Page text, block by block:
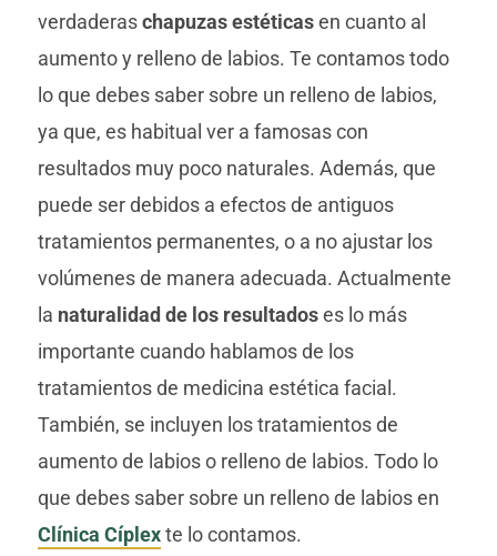
verdaderaschapuzas estéticasen cuanto al
aumento y relleno de labios. Te contamos todo
lo que debes saber sobre un relleno de labios,
ya que, es habitual ver a famosas con
resultados muy poco naturales. Además, que
puede ser debidos a efectos de antiguos
tratamientos permanentes, o a no ajustar los
volúmenes de manera adecuada. Actualmente
la naturalidad de los resultadoses lo más
importante cuando hablamos de los
tratamientos de medicina estética facial.
También, se incluyen los tratamientos de
aumento de labios o relleno de labios. Todo lo
que debes saber sobre un relleno de labios en
Clínica Cíplexte lo contamos.